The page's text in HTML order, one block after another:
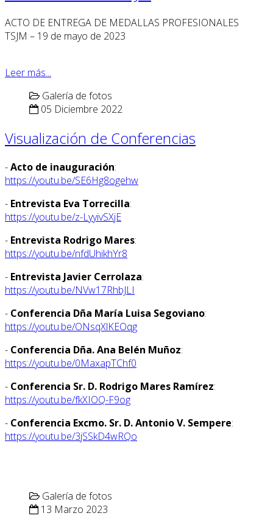
ACTO DE ENTREGA DE MEDALLAS PROFESIONALES
TSJM – 19 de mayo de 2023
Leer más...
Galería de fotos
05 Diciembre 2022
Visualización de Conferencias
-Acto de inauguración:
https://youtu.be/SE6Hg8ogehw
- Entrevista Eva Torrecilla:
https://youtu.be/z-LyyivSXjE
- Entrevista Rodrigo Mares:
https://youtu.be/nfdUhikhYr8
- Entrevista Javier Cerrolaza:
https://youtu.be/NVw17RhbJLI
- Conferencia Dña María Luisa Segoviano:
https://youtu.be/ONsqXlKEOqg
- Conferencia Dña. Ana Belén Muñoz:
https://youtu.be/0MaxapTChf0
- Conferencia Sr. D. Rodrigo Mares Ramírez:
https://youtu.be/fkXIOQ-F9og
- Conferencia Excmo. Sr. D. Antonio V. Sempere:
https://youtu.be/3jSSkD4wRQo
Galería de fotos
13 Marzo 2023